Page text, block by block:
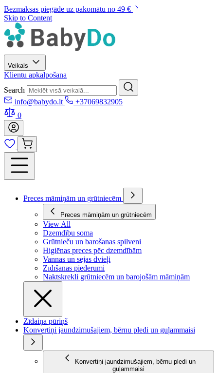
Bezmaksas piegāde uz pakomātu no 49 €
Skip to Content
Veikals
Klientu apkalpošana
Search
info@babydo.lt
+37069832905
0
Preces māmiņām un grūtniecēm
Preces māmiņām un grūtniecēm
View All
Dzemdību soma
Grūtnieču un barošanas spilveni
Higiēnas preces pēc dzemdībām
Vannas un sejas dvieļi
Zīdīšanas piederumi
Naktskrekli grūtniecēm un barojošām māmiņām
Zīdaiņa pūriņš
Konvertiņi jaundzimušajiem, bērnu pledi un guļammaisi
Konvertiņi jaundzimušajiem, bērnu pledi un
guļammaisi